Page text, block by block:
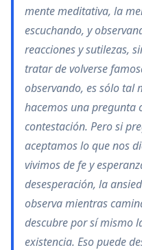
mente meditativa, la
escuchando, y
reacciones y sutilezas,
tratar de volverse
observando, es sólo tal
hacemos una pregunta
contestación. Pero si
aceptamos lo que nos
vivimos de fe y
desesperación, la
observa mientras
descubre por sí mismo
existencia. Eso puede